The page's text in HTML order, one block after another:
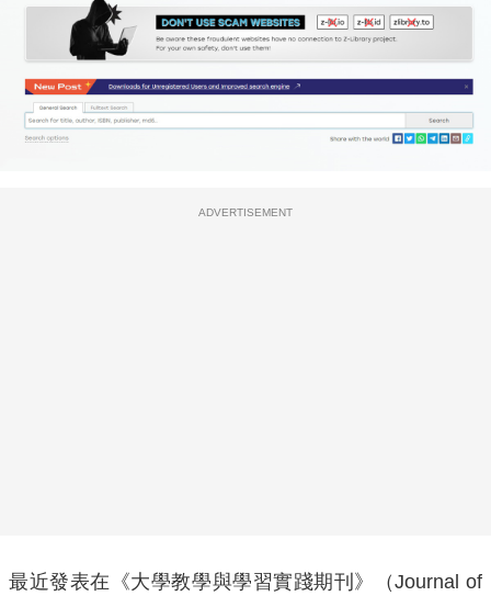
ADVERTISEMENT
最近發表在《大學教學與學習實踐期刊》（Journal of